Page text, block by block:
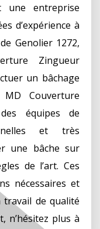
une entreprise
d’expérience à
Genolier 1272,
Zingueur
un bâchage
Couverture
équipes de
et très
une bâche sur
de l’art. Ces
nécessaires et
de qualité
n’hésitez plus à